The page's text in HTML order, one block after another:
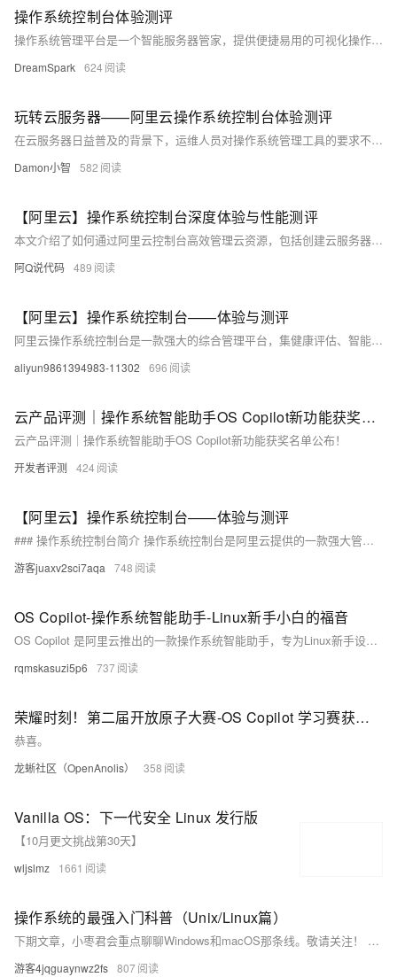
操作系统控制台体验测评
操作系统管理平台是一个智能服务器管家，提供便捷易用的可视化操作界面，帮助用户高效管理操作系统。它具备运维管理、智能助手、扩展组件管理等功能，提升操作系统使用效率和体验。首次使用需开通服务并准备兼容的操作系统ECS实例（如Alibaba Cloud Linux、CentOS等），通过安装管控组件实现纳管。平台提供系统健康监测、诊断、观测及订阅服务等功能，确保集群和主机的稳定运行，并为用户提供专业指导和优化建议。智能助手功能则实现了集群多主机的自动化管理及实时技术问答支持。
DreamSpark 624
玩转云服务器——阿里云操作系统控制台体验测评
在云服务器日益普及的背景下，运维人员对操作系统管理工具的要求不断提高。我们需要一款既能直观展示系统状态，又能智能诊断问题，提供专业指导的控制台。阿里云操作系统管理平台正是基于API、SDK、CLI等多种管理方式，致力于提升操作效率，为用户带来全新的系统运维体验。阿里云操作系统控制台凭借便捷易用的设计和高效的管理功能，成为云服务器运维的强力助手。本次测评基于真实体验截图，对其整体表现进行了深入探索。
Damon小智 582
【阿里云】操作系统控制台深度体验与性能测评
本文介绍了如何通过阿里云控制台高效管理云资源，包括创建云服务器ECS、RAM授权、组件安装、系统诊断和监控等操作。阿里云控制台提供了便捷的操作界面、实时监控功能、高效的管理和安全预警，帮助用户优化云环境性能并确保业务高效运行。通过具体实例，展示了从创建ECS实例到进行系统诊断和观测的全流程，并提供了针对常见性能瓶颈的优化建议。此外，还提出了改进建议，如增加应用示例和报告存储功能，以提升用户体验。
阿Q说代码 489
【阿里云】操作系统控制台——体验与测评
阿里云操作系统控制台是一款强大的综合管理平台，集健康评估、智能诊断与性能优化于一体。通过可视化界面，用户可便捷高效地管理操作系统，降低运维复杂度。它支持弹性云服务器（ECS）的监控与调优，提供进程热点追踪、系统诊断等功能，帮助用户快速定位问题并给出优化建议。此外，控制台还具备地域限制和组件安装要求，需确保配置一致性。对于中小企业和技术新手，这款工具极大简化了运维流程，提升了资源利用率和系统稳定性。建议增加报告导出功能及内嵌智能助手，进一步优化用户体验。总结来说，该控制台如同“云服务器管家”，让运维更简单、业务更稳定。
aliyun9861394983-11302 696
云产品评测｜操作系统智能助手OS Copilot新功能获奖名单公布！
云产品评测｜操作系统智能助手OS Copilot新功能获奖名单公布！
开发者评测 424
【阿里云】操作系统控制台——体验与测评
### 操作系统控制台简介 操作系统控制台是阿里云提供的一款强大管理工具，支持通过API、SDK、CLI等方式进行运维管理。其可视化页面便于用户高效分析问题，降低使用复杂度，并替代专业人员提供指导意见。该控制台适用于中国内地和香港地区，需确保RAM用户具备相应权限并安装SysOM组件。它不仅提供了主机健康监控、系统诊断、进程热点追踪等功能，还帮助用户优化系统性能，确保业务稳定运行。 （239字）
游客juaxv2sci7aqa 748
OS Copilot-操作系统智能助手-Linux新手小白的福音
OS Copilot 是阿里云推出的一款操作系统智能助手，专为Linux新手设计，支持自然语言问答、辅助命令执行和系统运维调优等功能。通过简单的命令行操作，用户可以快速获取所需信息并执行任务，极大提升了Linux系统的使用效率。安装步骤简单，只需在阿里云服务器上运行几条命令即可完成部署。使用过程中，OS Copilot不仅能帮助查找命令，还能处理文件和复杂场景，显著节省了查找资料的时间。体验中发现，部分输出格式和偶尔出现的英文提示有待优化，但整体非常实用，特别适合Linux初学者。
rqmskasuzi5p6 737
荣耀时刻！第二届开放原子大赛-OS Copilot 学习赛获奖名单新鲜出炉
恭喜。
龙蜥社区（OpenAnolis） 358
Vanilla OS：下一代安全 Linux 发行版
【10月更文挑战第30天】
wljslmz 1661
操作系统的最强入门科普（Unix/Linux篇）
下期文章，小枣君会重点聊聊Windows和macOS那条线。敬请关注！ 如果大家觉得文章不错，还请帮忙多多转发！谢谢！
游客4jqguaynwz2fs 807